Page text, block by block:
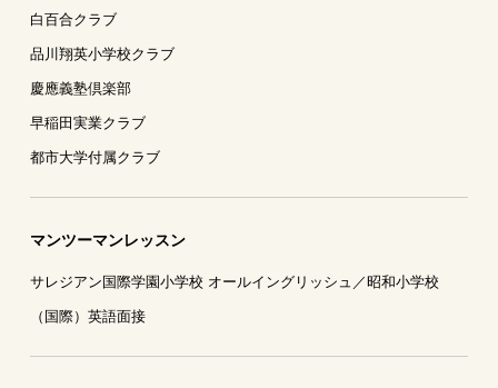
白百合クラブ
品川翔英小学校クラブ
慶應義塾倶楽部
早稲田実業クラブ
都市大学付属クラブ
マンツーマンレッスン
サレジアン国際学園小学校 オールイングリッシュ／昭和小学校
（国際）英語面接